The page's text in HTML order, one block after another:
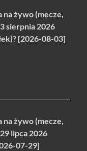
na żywo (mecze,
sierpnia 2026
[2026-08-03]
na żywo (mecze,
lipca 2026
07-29]